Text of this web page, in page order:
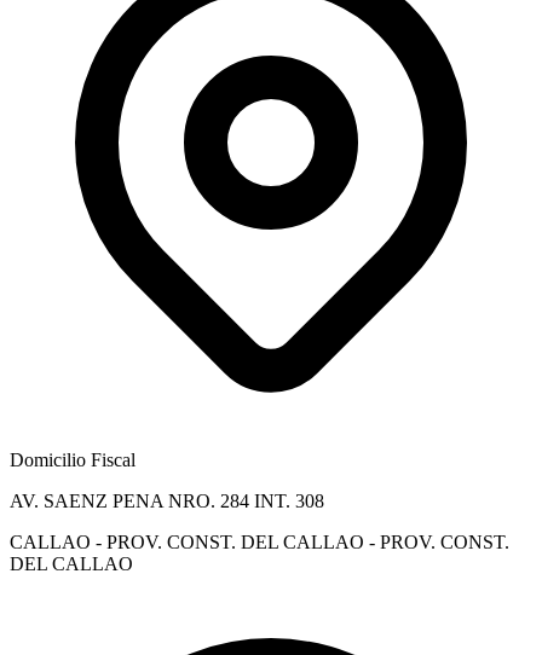
Domicilio Fiscal
AV. SAENZ PENA NRO. 284 INT. 308
CALLAO - PROV. CONST. DEL CALLAO - PROV. CONST.
DEL CALLAO